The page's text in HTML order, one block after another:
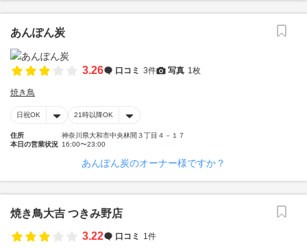
あんぽん炭
3.26 口コミ 3件 写真 1枚
焼き鳥
日祝OK 21時以降OK
住所
神奈川県大和市中央林間３丁目４－１７
本日の営業状況 16:00〜23:00
あんぽん炭のオーナー様ですか？
焼き鳥大吉 つきみ野店
3.22
口コミ 1件